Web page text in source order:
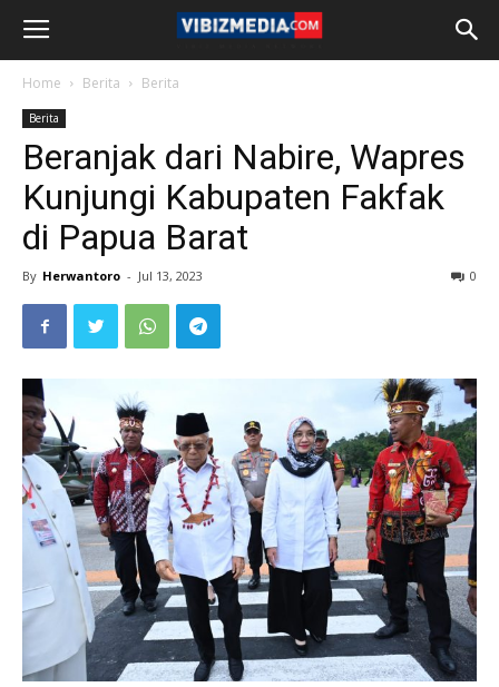
Home Berita Berita
Berita
Beranjak dari Nabire, Wapres
Kunjungi Kabupaten Fakfak
di Papua Barat
By Herwantoro - Jul 13, 2023 0